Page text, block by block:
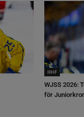
IIHF
WJSS 2026:
för